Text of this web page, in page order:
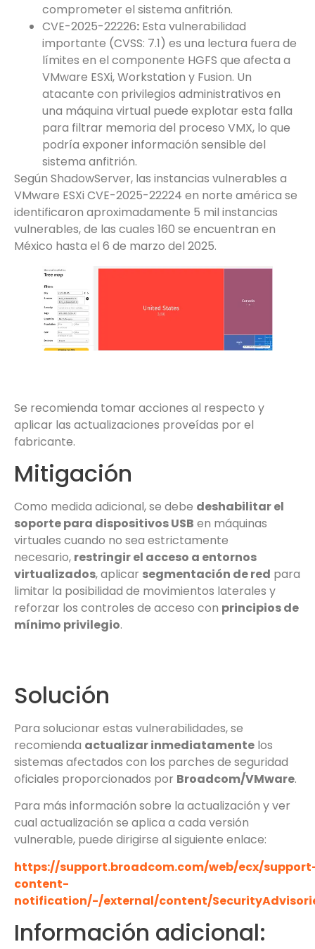
comprometer el sistema anfitrión.
CVE-2025-22226: Esta vulnerabilidad
importante (CVSS: 7.1) es una lectura fuera de
límites en el componente HGFS que afecta a
VMware ESXi, Workstation y Fusion. Un
atacante con privilegios administrativos en
una máquina virtual puede explotar esta falla
para filtrar memoria del proceso VMX, lo que
podría exponer información sensible del
sistema anfitrión.
Según ShadowServer, las instancias vulnerables a
VMware ESXi CVE-2025-22224 en norte américa se
identificaron aproximadamente 5 mil instancias
vulnerables, de las cuales 160 se encuentran en
México hasta el 6 de marzo del 2025.
Se recomienda tomar acciones al respecto y
aplicar las actualizaciones proveídas por el
fabricante.
Mitigación
Como medida adicional, se debe deshabilitar el
soporte para dispositivos USB en máquinas
virtuales cuando no sea estrictamente
necesario, restringir el acceso a entornos
virtualizados, aplicar segmentación de red para
limitar la posibilidad de movimientos laterales y
reforzar los controles de acceso con principios de
mínimo privilegio.
Solución
Para solucionar estas vulnerabilidades, se
recomienda actualizar inmediatamente los
sistemas afectados con los parches de seguridad
oficiales proporcionados por Broadcom/VMware.
Para más información sobre la actualización y ver
cual actualización se aplica a cada versión
vulnerable, puede dirigirse al siguiente enlace:
https://support.broadcom.com/web/ecx/
content-
notification/-/external/content/
Información adicional: